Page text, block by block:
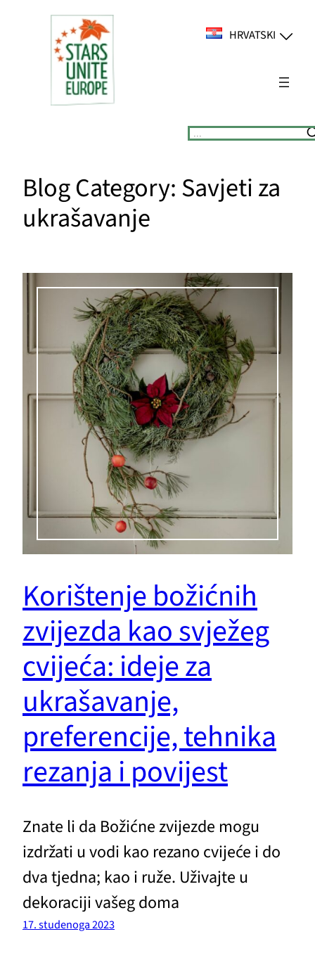
HRVATSKI
Suchen
Blog Category:Savjeti za
ukrašavanje
Korištenje božićnih
zvijezda kao svježeg
cvijeća: ideje za
ukrašavanje,
preferencije, tehnika
rezanja i povijest
Znate li da Božićne zvijezde mogu
izdržati u vodi kao rezano cvijeće i do
dva tjedna; kao i ruže. Uživajte u
dekoraciji vašeg doma
17. studenoga 2023